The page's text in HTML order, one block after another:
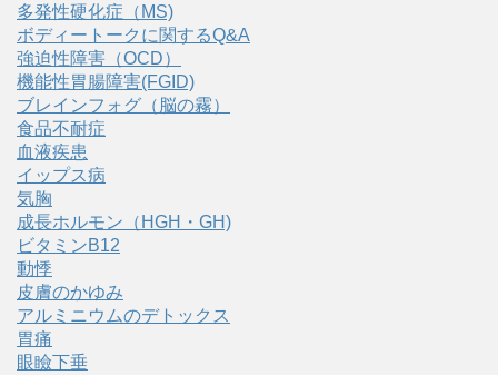
多発性硬化症（MS)
ボディートークに関するQ&A
強迫性障害（OCD）
機能性胃腸障害(FGID)
ブレインフォグ（脳の霧）
食品不耐症
血液疾患
イップス病
気胸
成長ホルモン（HGH・GH)
ビタミンB12
動悸
皮膚のかゆみ
アルミニウムのデトックス
胃痛
眼瞼下垂